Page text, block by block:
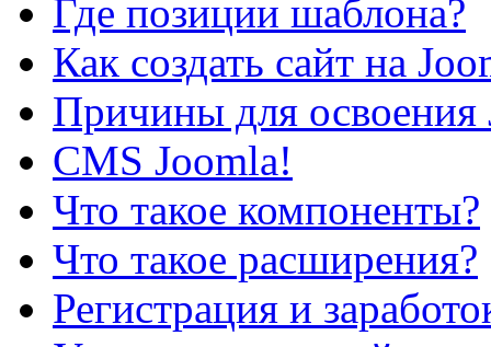
Где позиции шаблона?
Как создать сайт на
Причины для освоения
CMS Joomla!
Что такое компоненты?
Что такое расширения?
Регистрация и